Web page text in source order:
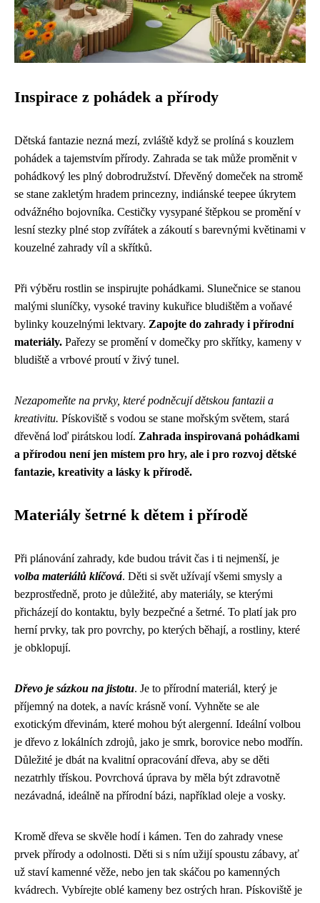
Inspirace z pohádek a přírody
Dětská fantazie nezná mezí, zvláště když se prolíná s kouzlem
pohádek a tajemstvím přírody. Zahrada se tak může proměnit v
pohádkový les plný dobrodružství. Dřevěný domeček na stromě
se stane zakletým hradem princezny, indiánské teepee úkrytem
odvážného bojovníka. Cestičky vysypané štěpkou se promění v
lesní stezky plné stop zvířátek a zákoutí s barevnými květinami v
kouzelné zahrady víl a skřítků.
Při výběru rostlin se inspirujte pohádkami. Slunečnice se stanou
malými sluníčky, vysoké traviny kukuřice bludištěm a voňavé
bylinky kouzelnými lektvary. Zapojte do zahrady i přírodní
materiály. Pařezy se promění v domečky pro skřítky, kameny v
bludiště a vrbové proutí v živý tunel.
Nezapomeňte na prvky, které podněcují dětskou fantazii a
kreativitu. Pískoviště s vodou se stane mořským světem, stará
dřevěná loď pirátskou lodí. Zahrada inspirovaná pohádkami
a přírodou není jen místem pro hry, ale i pro rozvoj dětské
fantazie, kreativity a lásky k přírodě.
Materiály šetrné k dětem i přírodě
Při plánování zahrady, kde budou trávit čas i ti nejmenší, je
volba materiálů klíčová. Děti si svět užívají všemi smysly a
bezprostředně, proto je důležité, aby materiály, se kterými
přicházejí do kontaktu, byly bezpečné a šetrné. To platí jak pro
herní prvky, tak pro povrchy, po kterých běhají, a rostliny, které
je obklopují.
Dřevo je sázkou na jistotu. Je to přírodní materiál, který je
příjemný na dotek, a navíc krásně voní. Vyhněte se ale
exotickým dřevinám, které mohou být alergenní. Ideální volbou
je dřevo z lokálních zdrojů, jako je smrk, borovice nebo modřín.
Důležité je dbát na kvalitní opracování dřeva, aby se děti
nezatrhly třískou. Povrchová úprava by měla být zdravotně
nezávadná, ideálně na přírodní bázi, například oleje a vosky.
Kromě dřeva se skvěle hodí i kámen. Ten do zahrady vnese
prvek přírody a odolnosti. Děti si s ním užijí spoustu zábavy, ať
už staví kamenné věže, nebo jen tak skáčou po kamenných
kvádrech. Vybírejte oblé kameny bez ostrých hran. Pískoviště je